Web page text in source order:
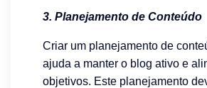
3. Planejamento de Conteúdo
Criar um planejamento de
ajuda a manter o blog ativo e
objetivos. Este planejamento